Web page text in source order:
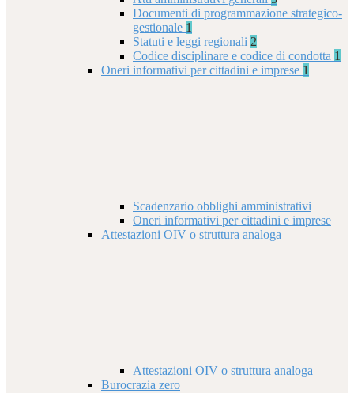
Documenti di programmazione strategico-
gestionale 1
Statuti e leggi regionali 2
Codice disciplinare e codice di condotta 1
Oneri informativi per cittadini e imprese 1
Scadenzario obblighi amministrativi
Oneri informativi per cittadini e imprese
Attestazioni OIV o struttura analoga
Attestazioni OIV o struttura analoga
Burocrazia zero